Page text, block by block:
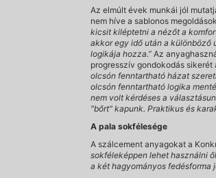
Az elmúlt évek munkái jól
nem híve a sablonos
kicsit kiléptetni a nézőt a
akkor egy idő után a különböző
logikája hozza.” Az
progresszív gondokodás
olcsón fenntartható házat
olcsón fenntartható logika
nem volt kérdéses a
"bőrt" kapunk. Praktikus és
A pala sokfélesége
A szálcement anyagokat a
sokféleképpen lehet használni
a két hagyományos